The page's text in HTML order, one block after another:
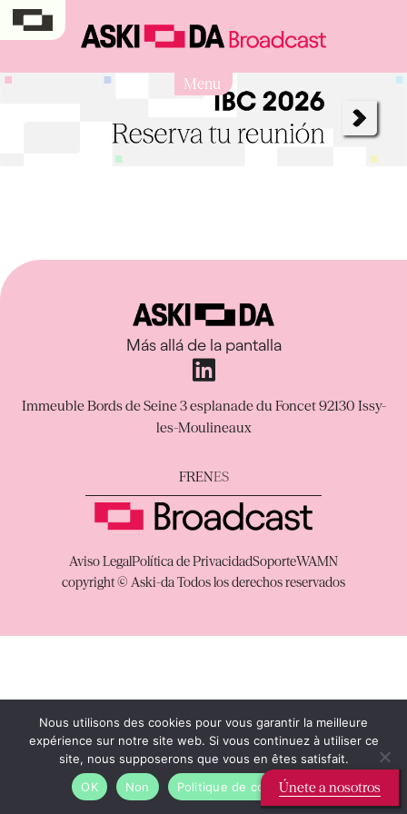
Menu
Más allá de la pantalla
Immeuble Bords de Seine3 esplanade du Foncet92130 Issy-
les-Moulineaux
FRENES
Aviso LegalPolítica de PrivacidadSoporteWAMN
copyright © Aski-da Todos los derechos reservados
Únete a nosotros
Nous utilisons des cookies pour vous garantir la meilleure
expérience sur notre site web. Si vous continuez à utiliser ce
site, nous supposerons que vous en êtes satisfait.
OK
Non Politique de confidentialité